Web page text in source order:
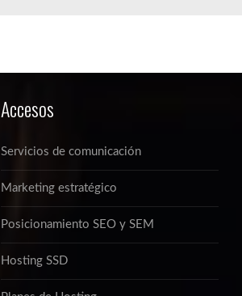
Accesos
Servicios de comunicación
Marketing estratégico
Posicionamiento SEO y SEM
Hosting SSD